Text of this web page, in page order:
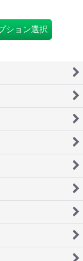
ション選択